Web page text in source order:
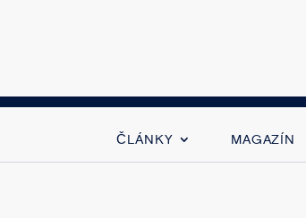
ČLÁNKY MAGAZÍN